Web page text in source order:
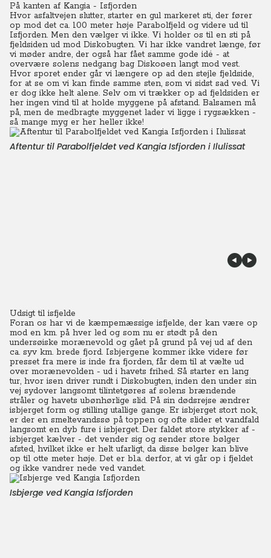
På kanten af Kangia - Isfjorden
Hvor asfaltvejen slutter, starter en gul markeret sti, der fører
op mod det ca. 100 meter høje Parabolfjeld og videre ud til
Isfjorden. Men den vælger vi ikke. Vi holder os til en sti på
fjeldsiden ud mod Diskobugten. Vi har ikke vandret længe, før
vi møder andre, der også har fået samme gode idé - at
overvære solens nedgang bag Diskoøen langt mod vest.
Hvor sporet ender går vi længere op ad den stejle fjeldside,
for at se om vi kan finde samme sten, som vi sidst sad ved. Vi
er dog ikke helt alene. Selv om vi trækker op ad fjeldsiden er
her ingen vind til at holde myggene på afstand. Balsamen må
på, men de medbragte myggenet lader vi ligge i rygsækken -
så mange myg er her heller ikke!
Aftentur til Parabolfjeldet ved Kangia Isfjorden i Ilulissat
Udsigt til isfjelde
Foran os har vi de kæmpemæssige isfjelde, der kan være op
mod en km. på hver led og som nu er stødt på den
undersøiske morænevold og gået på grund på vej ud af den
ca. syv km. brede fjord. Isbjergene kommer ikke videre før
presset fra mere is inde fra fjorden, får dem til at vælte ud
over morænevolden - ud i havets frihed. Så starter en lang
tur, hvor isen driver rundt i Diskobugten, inden den under sin
vej sydover langsomt tilintetgøres af solens brændende
stråler og havets ubønhørlige slid. På sin dødsrejse ændrer
isbjerget form og stilling utallige gange. Er isbjerget stort nok,
er der en smeltevandssø på toppen og ofte slider et vandfald
langsomt en dyb fure i isbjerget. Der faldet store stykker af -
isbjerget kælver - det vender sig og sender store bølger
afsted, hvilket ikke er helt ufarligt, da disse bølger kan blive
op til otte meter høje. Det er bl.a. derfor, at vi går op i fjeldet
og ikke vandrer nede ved vandet.
Isbjerge ved Kangia Isfjorden